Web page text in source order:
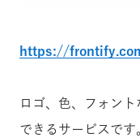
https://
ロゴ、色、フォン
できるサービスで